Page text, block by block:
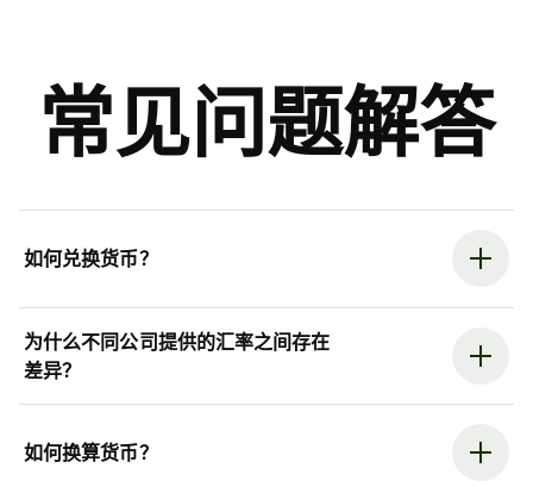
常见问题解答
如何兑换货币？
为什么不同公司提供的汇率之间存在
差异？
如何换算货币？